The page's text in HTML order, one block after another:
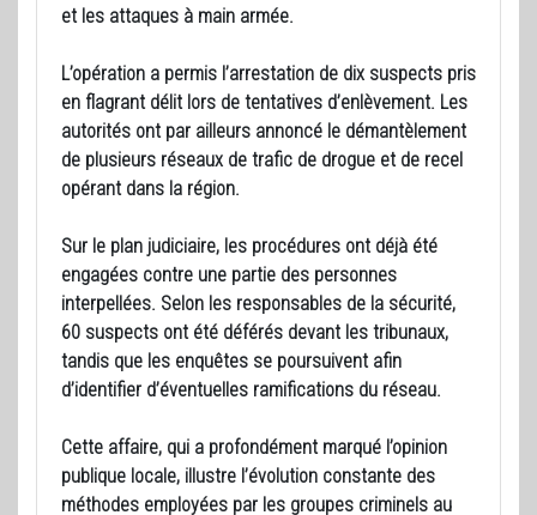
et les attaques à main armée.
L’opération a permis l’arrestation de dix suspects pris
en flagrant délit lors de tentatives d’enlèvement. Les
autorités ont par ailleurs annoncé le démantèlement
de plusieurs réseaux de trafic de drogue et de recel
opérant dans la région.
Sur le plan judiciaire, les procédures ont déjà été
engagées contre une partie des personnes
interpellées. Selon les responsables de la sécurité,
60 suspects ont été déférés devant les tribunaux,
tandis que les enquêtes se poursuivent afin
d’identifier d’éventuelles ramifications du réseau.
Cette affaire, qui a profondément marqué l’opinion
publique locale, illustre l’évolution constante des
méthodes employées par les groupes criminels au